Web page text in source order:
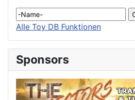
Alle Toy DB Funktionen
Sponsors